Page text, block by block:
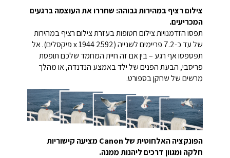
צילום רציף במהירות גבוהה: שחררו את העוצמה ברגעים
המכריעים.
תפסו הזדמנויות צילום חטופות בעזרת צילום רציף במהירות
של עד כ-7.2 פריימים לשנייה (2592 x 1944 פיקסלים).
אל
תפספסו אף רגע – בין אם זה חיית המחמד שלכם תופסת
פריסבי, הבעת הפנים של ילד באמצע הנדנדה, או מהלך
מרשים של שחקן בספורט.
הפונקציה האלחוטית של Canon מציעה קישוריות
חלקה ומגוון דרכים ליהנות ממנה.